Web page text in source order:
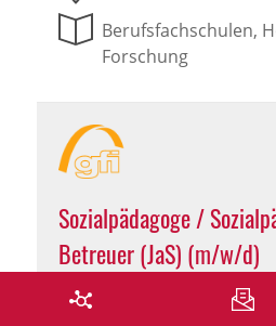
Berufsfachschulen,
Forschung
Sozialpädagoge /
Betreuer (JaS) (m/w/d)